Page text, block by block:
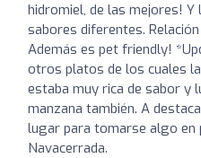
hidromiel, de las mejores!
sabores diferentes.
Además es pet friendly!
otros platos de los cuales
estaba muy rica de sabor y
manzana también. A
lugar para tomarse algo en
Navacerrada.